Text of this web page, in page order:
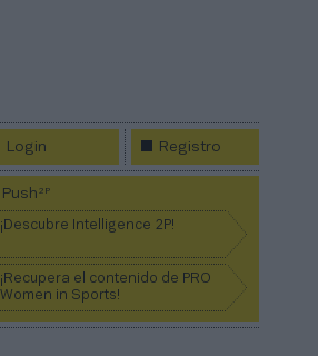
Login Registro
Push2P
¡Descubre Intelligence 2P!
¡Recupera el contenido de PRO
Women in Sports!